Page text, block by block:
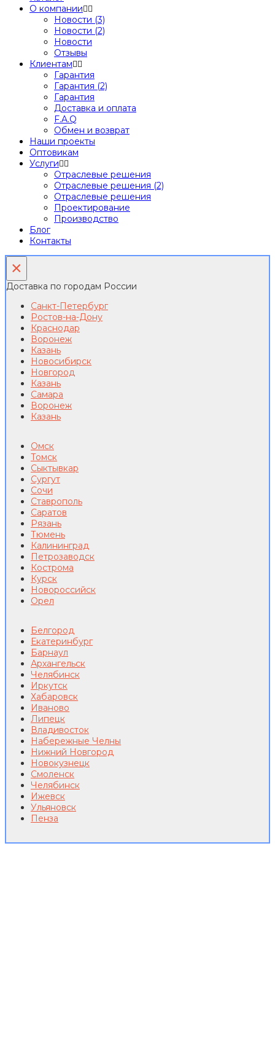
О компании
Новости (3)
Новости (2)
Новости
Отзывы
Клиентам
Гарантия
Гарантия (2)
Гарантия
Доставка и оплата
F.A.Q
Обмен и возврат
Наши проекты
Оптовикам
Услуги
Отраслевые решения
Отраслевые решения (2)
Отраслевые решения
Проектирование
Производство
Блог
Контакты
×
Доставка по городам России
Санкт-Петербург
Ростов-на-Дону
Краснодар
Воронеж
Казань
Новосибирск
Новгород
Казань
Самара
Воронеж
Казань
Омск
Томск
Сыктывкар
Сургут
Сочи
Ставрополь
Саратов
Рязань
Тюмень
Калининград
Петрозаводск
Кострома
Курск
Новороссийск
Орел
Белгород
Екатеринбург
Барнаул
Архангельск
Челябинск
Иркутск
Хабаровск
Иваново
Липецк
Владивосток
Набережные Челны
Нижний Новгород
Новокузнецк
Смоленск
Челябинск
Ижевск
Ульяновск
Пенза